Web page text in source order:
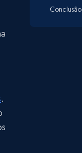
.
Conclusão